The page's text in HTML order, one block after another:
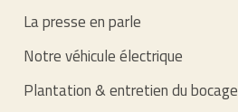
La presse en parle
Notre véhicule électrique
Plantation & entretien du bocage